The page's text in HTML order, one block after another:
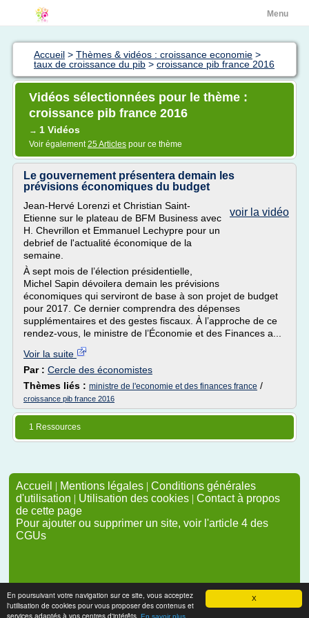
X
En poursuivant votre navigation sur ce site, vous acceptez
l'utilisation de cookies pour vous proposer des contenus et
services adaptés à vos centres d'intérêts. En savoir plus
Menu
Accueil > Thèmes & vidéos : croissance economie >
taux de croissance du pib > croissance pib france 2016
Vidéos sélectionnées pour le thème :
croissance pib france 2016
→ 1 Vidéos
Voir également25 Articles pour ce thème
Le gouvernement présentera demain les
prévisions économiques du budget
voir la vidéo
Jean-Hervé Lorenzi et Christian Saint-
Etienne sur le plateau de BFM Business avec
H. Chevrillon et Emmanuel Lechypre pour un
debrief de l'actualité économique de la
semaine.
À sept mois de l’élection présidentielle,
Michel Sapin dévoilera demain les prévisions
économiques qui serviront de base à son projet de budget
pour 2017. Ce dernier comprendra des dépenses
supplémentaires et des gestes fiscaux. À l’approche de ce
rendez-vous, le ministre de l’Économie et des Finances a...
Voir la suite
Par : Cercle des économistes
Thèmes liés : ministre de l'economie et des finances france /
croissance pib france 2016
1 Ressources
Accueil | Mentions légales | Conditions générales
d'utilisation | Utilisation des cookies | Contact à propos
de cette page
Pour ajouter ou supprimer un site, voir l'article 4 des
CGUs